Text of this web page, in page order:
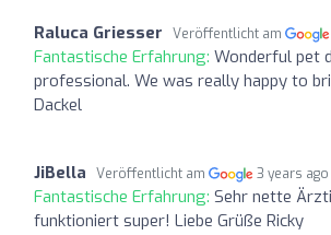
Raluca Griesser Veröffentlicht am
Fantastische Erfahrung: Wonderful pet
professional. We was really happy to
Dackel
JiBella Veröffentlicht am 3 years ago
Fantastische Erfahrung: Sehr nette
funktioniert super! Liebe Grüße Ricky